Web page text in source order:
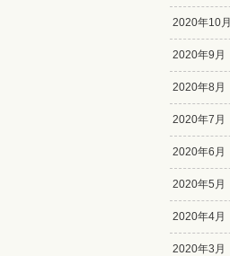
2020年10月
2020年9月
2020年8月
2020年7月
2020年6月
2020年5月
2020年4月
2020年3月